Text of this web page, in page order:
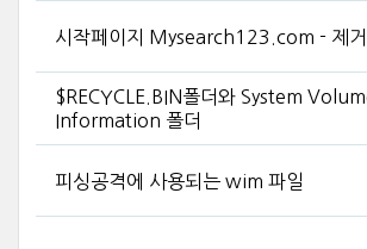
시작페이지 Mysearch123.com - 제거
$RECYCLE.BIN폴더와 System
Information 폴더
피싱공격에 사용되는 wim 파일